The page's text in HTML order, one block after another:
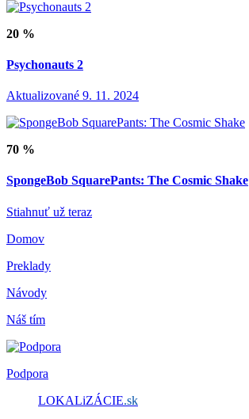
20 %
Psychonauts 2
Aktualizované 9. 11. 2024
70 %
SpongeBob SquarePants: The Cosmic Shake
Stiahnuť už teraz
Domov
Preklady
Návody
Náš tím
Podpora
LOKALiZÁCIE.sk